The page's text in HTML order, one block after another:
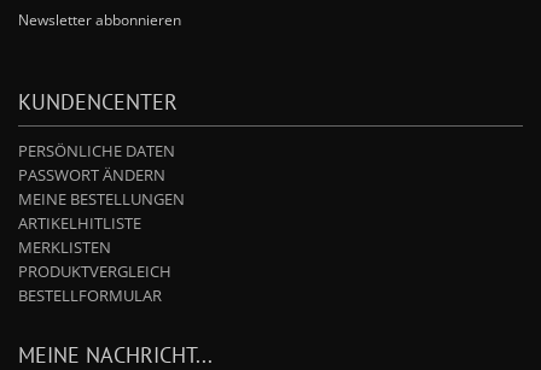
Newsletter abbonnieren
KUNDENCENTER
PERSÖNLICHE DATEN
PASSWORT ÄNDERN
MEINE BESTELLUNGEN
ARTIKELHITLISTE
MERKLISTEN
PRODUKTVERGLEICH
BESTELLFORMULAR
MEINE NACHRICHT...